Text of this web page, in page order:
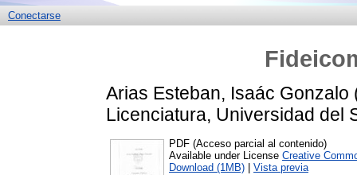
Conectarse
Arias Esteban, Isaác Gonzalo
Licenciatura, Universidad del
PDF (Acceso parcial al contenido)
Available under License Creative
Download (1MB)
Vista previa